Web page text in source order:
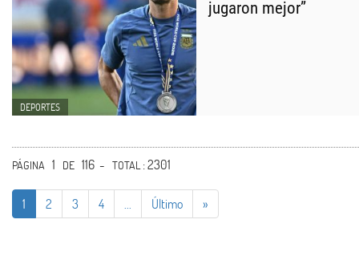
DEPORTES
jugaron mejor”
PÁGINA 1 DE 116 - TOTAL: 2301
1 2 3 4 Último »